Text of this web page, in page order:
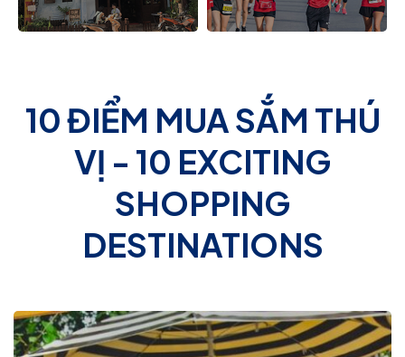
10 ĐIỂM MUA SẮM THÚ
VỊ - 10 EXCITING
SHOPPING
DESTINATIONS